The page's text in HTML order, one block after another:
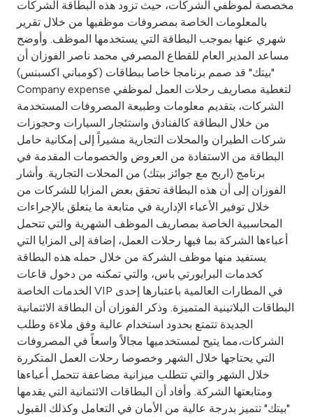
Contact us
Branch & ATM locator
Germany
Malaysia
Turkey
Egypt
UK
Kingdom of Bahrain
مخصصة لموظفي الشركات، حيث تزود هذه البطاقة الشركات
بالمعلومات الخاصة بمصروفات موظفيها من خلال تقرير
شهري عنها بموجب البطاقة التي يستخدمها الموظف. وأوضح
مساعد المدير العام للقطاع المصرفي محمد ناصر الفوزان أن
"بيتك" قد صمم برنامجا خاصا ببطاقات (كومباني اكسبنس)
Company expense لتغطية مصاريف رحلات العمل لموظفي
الشركات، بتقديم معلومات وطبيعة المصروفات المستخدمة
من خلال البطاقة كالفنادق واستئجار السيارات وحجوزات
شركات الطيران والمحلات التجارية مشيراً إلى إمكانية حامل
البطاقة من الاستفادة من العروض والخصومات المقدمة في
برنامج (اربح مع جوائز بيتك) من المحلات التجارية. وأشار
الفوزان إلى أن هذه البطاقة تحقق بعض المزايا للشركات من
خلال توفير الأعباء الإدارية في متابعة ما يتعلق بالإجراءات
المحاسبية الخاصة بمصاريف الموظف الشهرية والتي تتحمل
أعباءها الشركة بما فيها رحلات العمل، إضافة إلى المزايا التي
يستفيد منها موظف الشركة من خلال حمله هذه البطاقة
كخدمات البرايورتي باس، والتي تمكنه من دخول قاعات
الخدمات الخاصة VIP في المطارات العالمية باعتبارها إحدى
البطاقات البلاتينية المتميزة. وذكر الفوزان أن البطاقة الائتمانية
الجديدة تتمتع بحدود استخدام عالية وفق ملاءة وطلب
الشركات،مما يتيح لمستخدميها مجالاً واسعاً في المصروفات
التي يحتاجها خلال الشهر وخصوصا رحلات العمل المتكررة
خلال الشهر والتي تتطلب ميزانية مضاعفة تتحمل أعباءها
ومتابعتها الشركة. وأفاد أن البطاقات الائتمانية التي يقدمها
"بيتك" تتميز بدرجة عالية من الأمان في التعامل وكذلك القبول